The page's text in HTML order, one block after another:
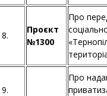
Проєкт
№1300
Про
Про